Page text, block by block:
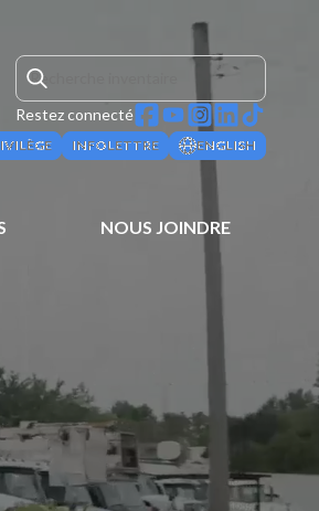
Restez connecté
INFOLETTRE ENGLISH
NOUS JOINDRE